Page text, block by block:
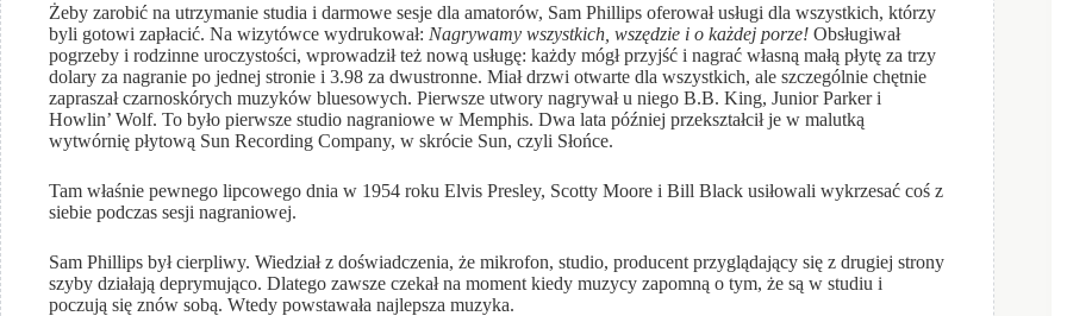
Żeby zarobić na utrzymanie studia i darmowe sesje dla amatorów, Sam Phillips oferował usługi dla wszystkich, którzy
byli gotowi zapłacić. Na wizytówce wydrukował: Nagrywamy wszystkich, wszędzie i o każdej porze! Obsługiwał
pogrzeby i rodzinne uroczystości, wprowadził też nową usługę: każdy mógł przyjść i nagrać własną małą płytę za trzy
dolary za nagranie po jednej stronie i 3.98 za dwustronne. Miał drzwi otwarte dla wszystkich, ale szczególnie chętnie
zapraszał czarnoskórych muzyków bluesowych. Pierwsze utwory nagrywał u niego B.B. King, Junior Parker i
Howlin’ Wolf. To było pierwsze studio nagraniowe w Memphis. Dwa lata później przekształcił je w malutką
wytwórnię płytową Sun Recording Company, w skrócie Sun, czyli Słońce.
Tam właśnie pewnego lipcowego dnia w 1954 roku Elvis Presley, Scotty Moore i Bill Black usiłowali wykrzesać coś z
siebie podczas sesji nagraniowej.
Sam Phillips był cierpliwy. Wiedział z doświadczenia, że mikrofon, studio, producent przyglądający się z drugiej strony
szyby działają deprymująco. Dlatego zawsze czekał na moment kiedy muzycy zapomną o tym, że są w studiu i
poczują się znów sobą. Wtedy powstawała najlepsza muzyka.